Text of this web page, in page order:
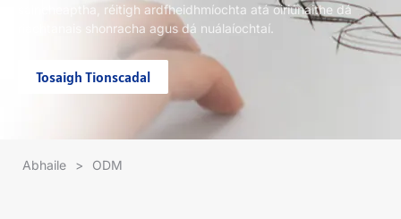
saincheaptha, réitigh ardfheidhmíochta atá oiriúnaithe dá
riachtanais shonracha agus dá nuálaíochtaí.
Tosaigh Tionscadal
Abhaile > ODM